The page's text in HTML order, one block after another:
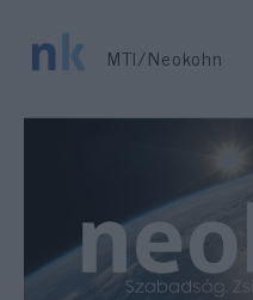
MTI/Neokohn